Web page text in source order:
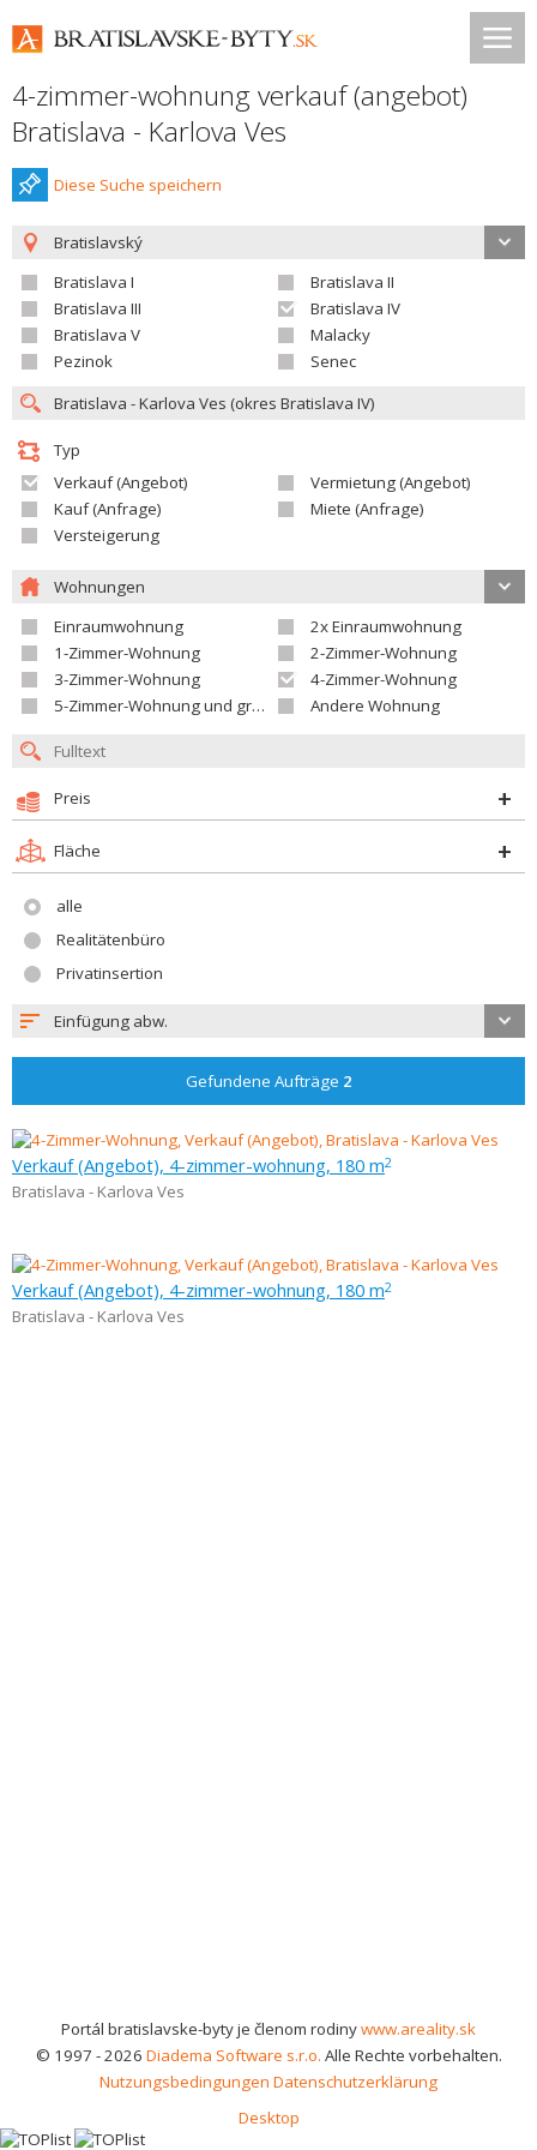
4-zimmer-wohnung verkauf (angebot)
Bratislava - Karlova Ves
Diese Suche speichern
Bratislavský
Bratislava I
Bratislava II
Bratislava III
Bratislava IV
Bratislava V
Malacky
Pezinok
Senec
Typ
Verkauf (Angebot)
Vermietung (Angebot)
Kauf (Anfrage)
Miete (Anfrage)
Versteigerung
Wohnungen
Einraumwohnung
2x Einraumwohnung
1-Zimmer-Wohnung
2-Zimmer-Wohnung
3-Zimmer-Wohnung
4-Zimmer-Wohnung
5-Zimmer-Wohnung und größer
Andere Wohnung
Preis
Fläche
alle
Realitätenbüro
Privatinsertion
Einfügung abw.
Gefundene Aufträge 2
Verkauf (Angebot), 4-zimmer-wohnung, 180 m2
Bratislava - Karlova Ves
Verkauf (Angebot), 4-zimmer-wohnung, 180 m2
Bratislava - Karlova Ves
Portál bratislavske-byty je členom rodinywww.areality.sk
© 1997 - 2026 Diadema Software s.r.o. Alle Rechte vorbehalten.
Nutzungsbedingungen Datenschutzerklärung
Desktop